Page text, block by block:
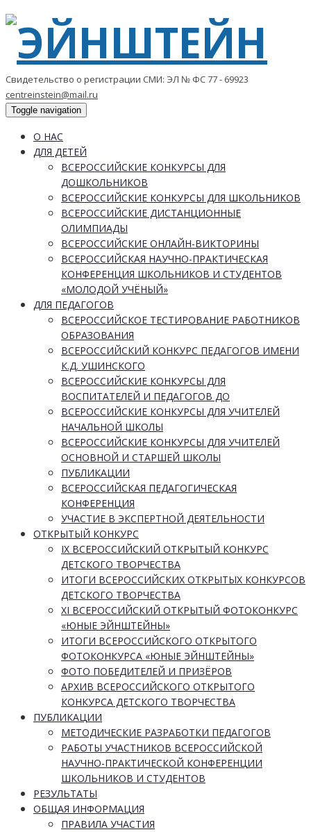
Свидетельство о регистрации СМИ: ЭЛ № ФС 77 - 69923
centreinstein@mail.ru
Toggle navigation
О НАС
ДЛЯ ДЕТЕЙ
ВСЕРОССИЙСКИЕ КОНКУРСЫ ДЛЯ
ДОШКОЛЬНИКОВ
ВСЕРОССИЙСКИЕ КОНКУРСЫ ДЛЯ ШКОЛЬНИКОВ
ВСЕРОССИЙСКИЕ ДИСТАНЦИОННЫЕ
ОЛИМПИАДЫ
ВСЕРОССИЙСКИЕ ОНЛАЙН-ВИКТОРИНЫ
ВСЕРОССИЙСКАЯ НАУЧНО-ПРАКТИЧЕСКАЯ
КОНФЕРЕНЦИЯ ШКОЛЬНИКОВ И СТУДЕНТОВ
«МОЛОДОЙ УЧЁНЫЙ»
ДЛЯ ПЕДАГОГОВ
ВСЕРОССИЙСКОЕ ТЕСТИРОВАНИЕ РАБОТНИКОВ
ОБРАЗОВАНИЯ
ВСЕРОССИЙСКИЙ КОНКУРС ПЕДАГОГОВ ИМЕНИ
К.Д. УШИНСКОГО
ВСЕРОССИЙСКИЕ КОНКУРСЫ ДЛЯ
ВОСПИТАТЕЛЕЙ И ПЕДАГОГОВ ДО
ВСЕРОССИЙСКИЕ КОНКУРСЫ ДЛЯ УЧИТЕЛЕЙ
НАЧАЛЬНОЙ ШКОЛЫ
ВСЕРОССИЙСКИЕ КОНКУРСЫ ДЛЯ УЧИТЕЛЕЙ
ОСНОВНОЙ И СТАРШЕЙ ШКОЛЫ
ПУБЛИКАЦИИ
ВСЕРОССИЙСКАЯ ПЕДАГОГИЧЕСКАЯ
КОНФЕРЕНЦИЯ
УЧАСТИЕ В ЭКСПЕРТНОЙ ДЕЯТЕЛЬНОСТИ
ОТКРЫТЫЙ КОНКУРС
IX ВСЕРОССИЙСКИЙ ОТКРЫТЫЙ КОНКУРС
ДЕТСКОГО ТВОРЧЕСТВА
ИТОГИ ВСЕРОССИЙСКИХ ОТКРЫТЫХ КОНКУРСОВ
ДЕТСКОГО ТВОРЧЕСТВА
XI ВСЕРОССИЙСКИЙ ОТКРЫТЫЙ ФОТОКОНКУРС
«ЮНЫЕ ЭЙНШТЕЙНЫ»
ИТОГИ ВСЕРОССИЙСКОГО ОТКРЫТОГО
ФОТОКОНКУРСА «ЮНЫЕ ЭЙНШТЕЙНЫ»
ФОТО ПОБЕДИТЕЛЕЙ И ПРИЗЁРОВ
АРХИВ ВСЕРОССИЙСКОГО ОТКРЫТОГО
КОНКУРСА ДЕТСКОГО ТВОРЧЕСТВА
ПУБЛИКАЦИИ
МЕТОДИЧЕСКИЕ РАЗРАБОТКИ ПЕДАГОГОВ
РАБОТЫ УЧАСТНИКОВ ВСЕРОССИЙСКОЙ
НАУЧНО-ПРАКТИЧЕСКОЙ КОНФЕРЕНЦИИ
ШКОЛЬНИКОВ И СТУДЕНТОВ
РЕЗУЛЬТАТЫ
ОБЩАЯ ИНФОРМАЦИЯ
ПРАВИЛА УЧАСТИЯ